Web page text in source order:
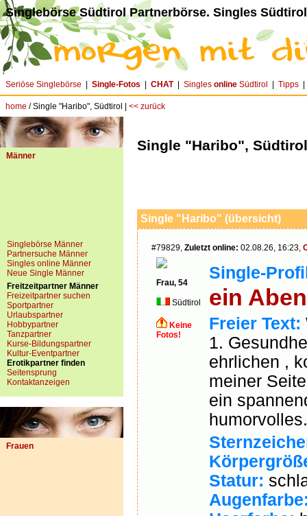
Singlebörse Südtirol Partnerbörse. Singles
Seriöse Singlebörse Single-Fotos CHAT| Singles online Südtirol Tipps
home / Single "Haribo", Südtirol | << zurück
Männer
Singlebörse Männer
Partnersuche Männer
Singles online Männer
Neue Single Männer
Freitzeitpartner Männer
Freizeitpartner suchen
Sportpartner
Urlaubspartner
Hobbypartner
Tanzpartner
Kurse-Bildungspartner
Kultur-Eventpartner
Erotikpartner finden
Seitensprung
Kontaktanzeigen
Frauen
Single "Haribo", Südtirol
Single "Haribo" (übersicht)
#79829, Zuletzt online: 02.08.26, 16:23,
Frau, 54
Südtirol
Keine
Fotos!
Single-
ein
Freier Text:
1.
ehrlichen ,
meiner
ein
Statur: